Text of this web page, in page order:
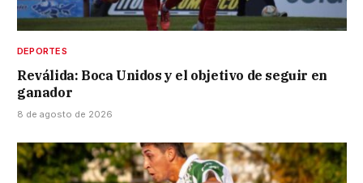
DEPORTES
Reválida: Boca Unidos y el objetivo de seguir en
ganador
8 de agosto de 2026